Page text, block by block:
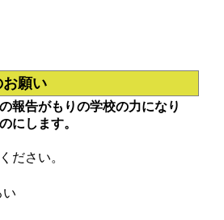
願い
報告がもりの学校の力になり
にします。
ださい。